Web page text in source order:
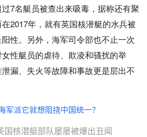
7名艇员被查出来吸毒，据称还有聚
2017年，就有英国核潜艇的水兵被
性。另外，海军司令部也不止一次
性艇员的虐待、欺凌和骚扰的举
漏、失火等故障和事故更是层出不
国核潜艇部队屡屡被爆出丑闻